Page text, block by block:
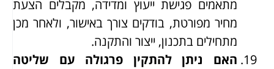
מתאמים פגישת ייעוץ ומדידה, מקבלים הצעת
מחיר מפורטת, בודקים צורך באישור, ולאחר מכן
מתחילים בתכנון, ייצור והתקנה.
האם ניתן להתקין פרגולה עם שליטה